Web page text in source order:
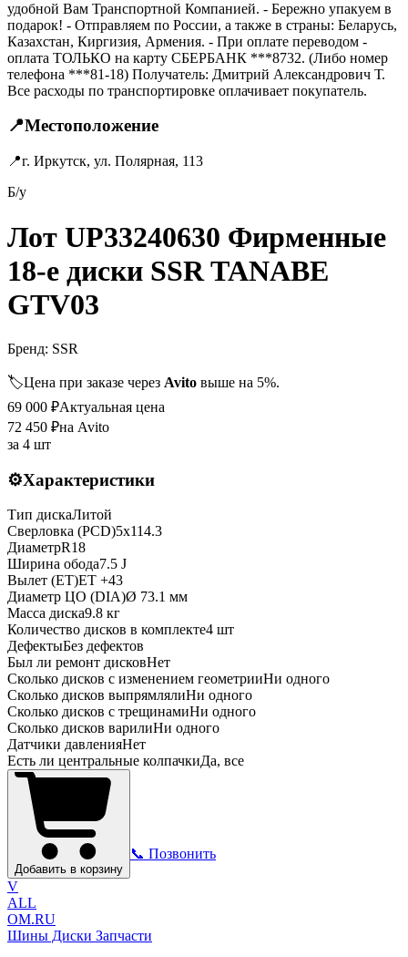
удобной Вам Транспортной Компанией. - Бережно упакуем в
подарок! - Отправляем по России, а также в страны: Беларусь,
Казахстан, Киргизия, Армения. - При оплате переводом -
оплата ТОЛЬКО на карту СБЕРБАНК ***8732. (Либо номер
телефона ***81-18) Получатель: Дмитрий Александрович Т.
Все расходы по транспортировке оплачивает покупатель.
📍Местоположение
📍г. Иркутск, ул. Полярная, 113
Б/у
Лот UP33240630 Фирменные
18-е диски SSR TANABE
GTV03
Бренд: SSR
🏷️Цена при заказе через Avito выше на 5%.
69 000 ₽Актуальная цена
72 450 ₽на Avito
за 4 шт
⚙️Характеристики
Тип дискаЛитой
Сверловка (PCD)5x114.3
ДиаметрR18
Ширина обода7.5 J
Вылет (ET)ET +43
Диаметр ЦО (DIA)Ø 73.1 мм
Масса диска9.8 кг
Количество дисков в комплекте4 шт
ДефектыБез дефектов
Был ли ремонт дисковНет
Сколько дисков с изменением геометрииНи одного
Сколько дисков выпрямлялиНи одного
Сколько дисков с трещинамиНи одного
Сколько дисков варилиНи одного
Датчики давленияНет
Есть ли центральные колпачкиДа, все
Добавить в корзину
📞 Позвонить
V
ALL
OM.RU
Шины Диски Запчасти